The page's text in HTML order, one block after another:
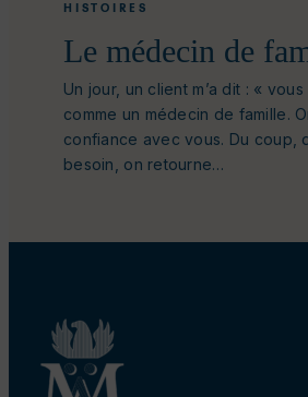
HISTOIRES
Le médecin de
Un jour, un client m’a dit : «
comme un médecin de famille.
confiance avec vous. Du coup,
besoin, on retourne…